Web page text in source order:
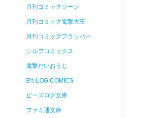
月刊コミックジーン
月刊コミック電撃大王
月刊コミックフラッパー
シルフコミックス
電撃だいおうじ
B's-LOG COMICS
ビーズログ文庫
ファミ通文庫